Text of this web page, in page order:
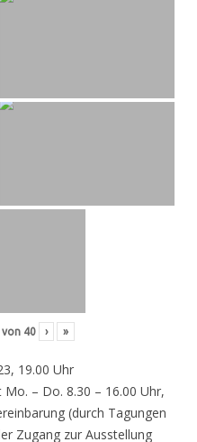
von 40 › »
19.00 Uhr
– Do. 8.30 – 16.00 Uhr,
(durch Tagungen
Zugang zur Ausstellung